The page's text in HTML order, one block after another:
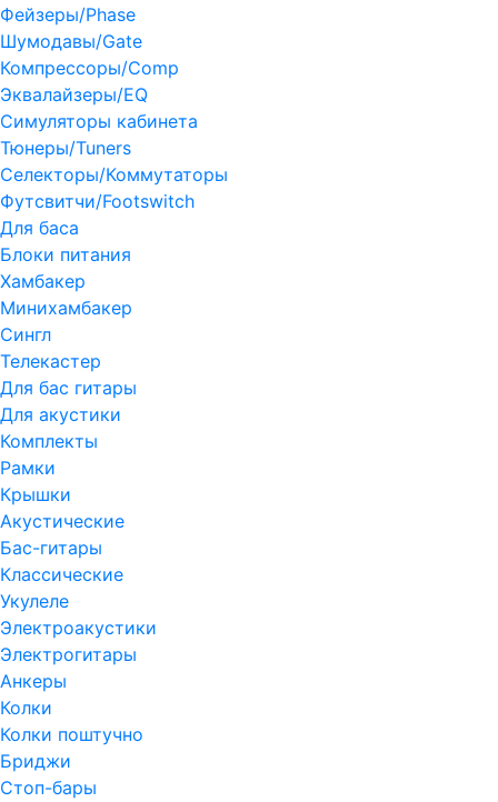
Фейзеры/Phase
Шумодавы/Gate
Компрессоры/Comp
Эквалайзеры/EQ
Симуляторы кабинета
Тюнеры/Tuners
Селекторы/Коммутаторы
Футсвитчи/Footswitch
Для баса
Блоки питания
Хамбакер
Минихамбакер
Сингл
Телекастер
Для бас гитары
Для акустики
Комплекты
Рамки
Крышки
Акустические
Бас-гитары
Классические
Укулеле
Электроакустики
Электрогитары
Анкеры
Колки
Колки поштучно
Бриджи
Стоп-бары